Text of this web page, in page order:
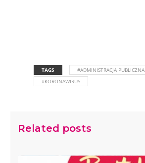
TAGS
#ADMINISTRACJA PUBLICZNA
#KORONAWIRUS
Related posts